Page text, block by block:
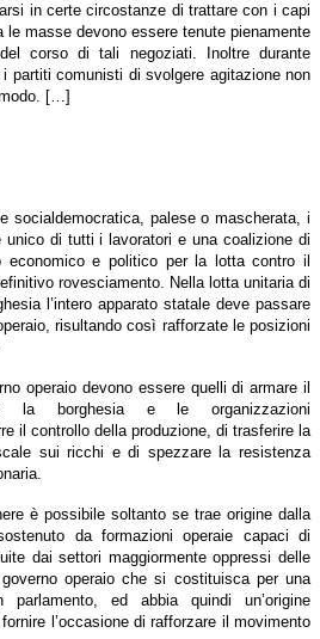
in certe circostanze di trattare con i capi
le masse devono essere tenute pienamente
corso di tali negoziati. Inoltre durante
partiti comunisti di svolgere agitazione non
[…]
socialdemocratica, palese o mascherata, i
unico di tutti i lavoratori e una coalizione di
e politico per la lotta contro il
rovesciamento. Nella lotta unitaria di
l’intero apparato statale deve passare
risultando così rafforzate le posizioni
operaio devono essere quelli di armare il
la borghesia e le organizzazioni
il controllo della produzione, di trasferire la
sui ricchi e di spezzare la resistenza
è possibile soltanto se trae origine dalla
da formazioni operaie capaci di
dai settori maggiormente oppressi delle
operaio che si costituisca per una
ed abbia quindi un’origine
l’occasione di rafforzare il movimento